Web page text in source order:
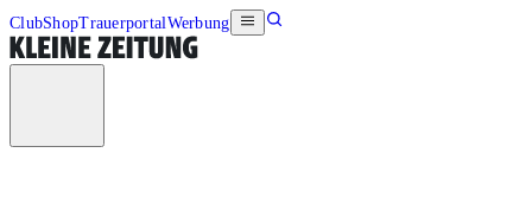
ClubShopTrauerportalWerbung